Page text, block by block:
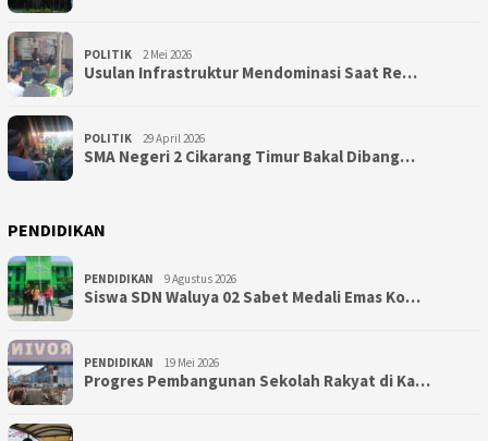
POLITIK 2 Mei 2026
Usulan Infrastruktur Mendominasi Saat Re…
POLITIK 29 April 2026
SMA Negeri 2 Cikarang Timur Bakal Dibang…
PENDIDIKAN
PENDIDIKAN 9 Agustus 2026
Siswa SDN Waluya 02 Sabet Medali Emas Ko…
PENDIDIKAN 19 Mei 2026
Progres Pembangunan Sekolah Rakyat di Ka…